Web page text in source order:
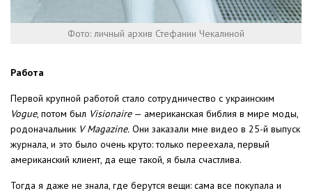
Фото: личный архив Стефании Чекалиной
Работа
Первой крупной работой стало сотрудничество с украинским
Vogue, потом был Visionaire— американская библия в мире моды,
родоначальник V Magazine. Они заказали мне видео в 25-й выпуск
журнала, и это было очень круто: только переехала, первый
американский клиент, да еще такой, я была счастлива.
Тогда я даже не знала, где берутся вещи: сама все покупала и